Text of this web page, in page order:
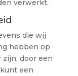
verwerkt.
die wij
hebben op
door een
een